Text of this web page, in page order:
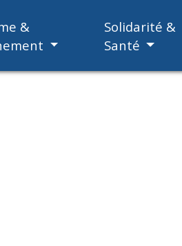
&
Solidarité &
Santé